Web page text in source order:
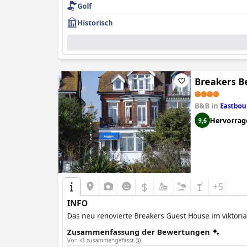
Golf
Historisch
Breakers
B&B in
9,6
$ +5
INFO
Das neu renovierte Breakers Guest House im
Zusammenfassung der Bewertungen
Von KI zusammengefasst